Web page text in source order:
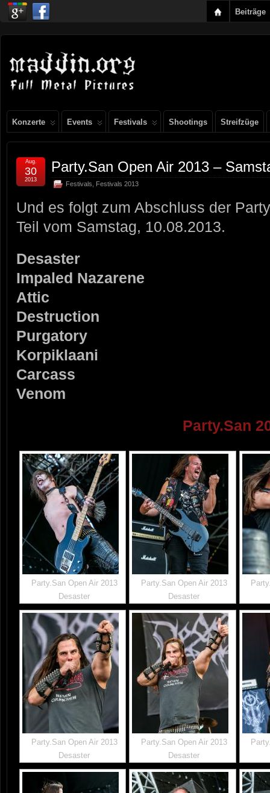
Beiträge
Konzerte Events Festivals Shootings Streifzüge
Party.San Open Air 2013 –
Festivals Festivals 2013
Aug.
30
2013
Und es folgt zum Abschluss der
Teil vom Samstag, 10.08.2013.
Desaster
Impaled Nazarene
Attic
Destruction
Purgatory
Korpiklaani
Carcass
Venom
Party.San
Party.San Open Air 2013
Desaster
Party.San Open Air 2013
Desaster
Party.San Open Air 2013
Desaster
Party.San Open Air 2013
Desaster